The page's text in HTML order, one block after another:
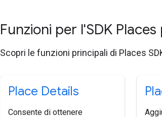
Funzioni per l'SDK Places
Scopri le funzioni principali di Places
Place Details
Consente di ottenere